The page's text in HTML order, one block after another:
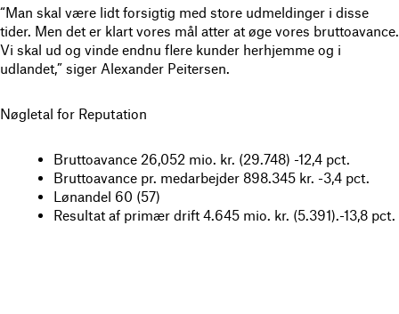
“Man skal være lidt forsigtig med store udmeldinger i disse
tider. Men det er klart vores mål atter at øge vores bruttoavance.
Vi skal ud og vinde endnu flere kunder herhjemme og i
udlandet,” siger Alexander Peitersen.
Nøgletal for Reputation
Bruttoavance 26,052 mio. kr. (29.748) -12,4 pct.
Bruttoavance pr. medarbejder 898.345 kr. -3,4 pct.
Lønandel 60 (57)
Resultat af primær drift 4.645 mio. kr. (5.391).-13,8 pct.